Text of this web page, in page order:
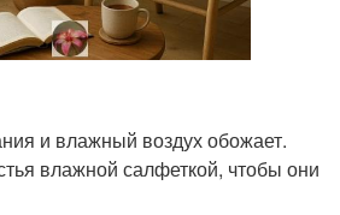
и влажный воздух обожает.
влажной салфеткой, чтобы они